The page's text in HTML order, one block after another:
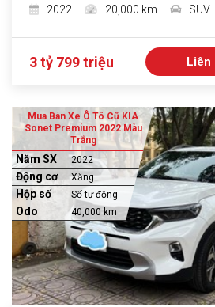
2022
20,000 km SUV
3 tỷ 799 triệu Liên
Mua Bán Xe Ô Tô Cũ KIA
Sonet Premium 2022 Màu
Trắng
Năm SX 2022
Động cơ Xăng
Hộp số Số tự động
Odo 40,000 km